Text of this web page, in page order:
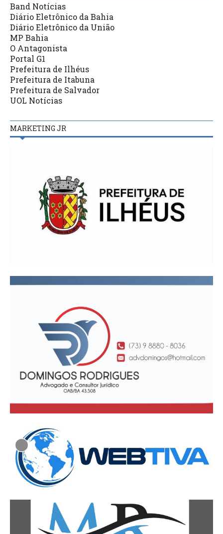
Band Notícias
Diário Eletrônico da Bahia
Diário Eletrônico da União
MP Bahia
O Antagonista
Portal G1
Prefeitura de Ilhéus
Prefeitura de Itabuna
Prefeitura de Salvador
UOL Notícias
MARKETING JR